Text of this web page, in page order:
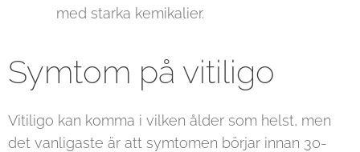
med starka kemikalier.
Symtom på vitiligo
Vitiligo kan komma i vilken ålder som helst, men
det vanligaste är att symtomen börjar innan 30-